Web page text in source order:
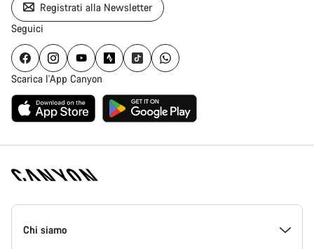
Registrati alla Newsletter
Seguici
Scarica l'App Canyon
Piè
Chi siamo